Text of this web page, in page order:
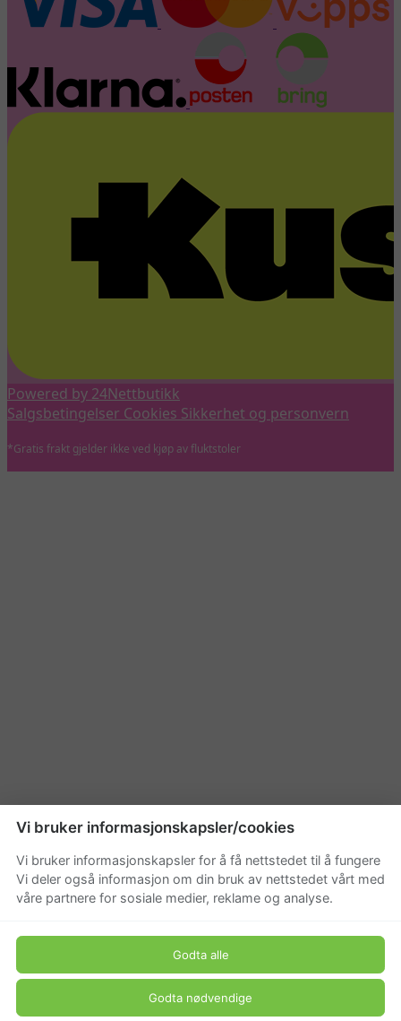
Powered by 24Nettbutikk
Salgsbetingelser Cookies Sikkerhet og personvern
*Gratis frakt gjelder ikke ved kjøp av fluktstoler
Vi bruker informasjonskapsler/cookies
Vi bruker informasjonskapsler for å få nettstedet til å fungere
Vi deler også informasjon om din bruk av nettstedet vårt med
våre partnere for sosiale medier, reklame og analyse.
Godta alle
Godta nødvendige